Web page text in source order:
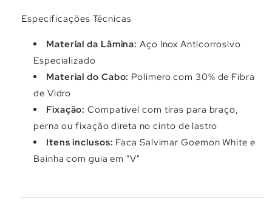
Especificações Técnicas
Material da Lâmina: Aço Inox Anticorrosivo
Especializado
Material do Cabo: Polímero com 30% de Fibra
de Vidro
Fixação: Compatível com tiras para braço,
perna ou fixação direta no cinto de lastro
Itens inclusos: Faca Salvimar Goemon White e
Bainha com guia em "V"